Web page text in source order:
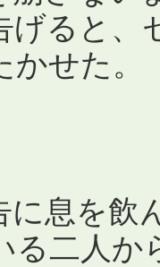
げると、
せた。
息を飲
る二人か